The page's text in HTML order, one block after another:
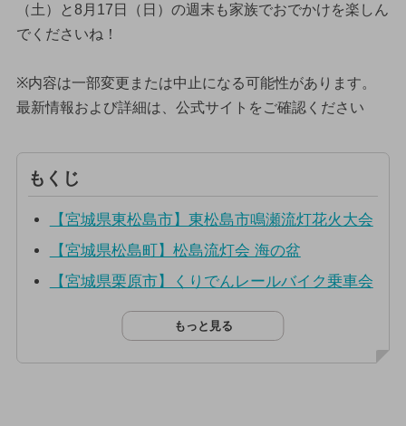
（土）と8月17日（日）の週末も家族でおでかけを楽しん
でくださいね！
※内容は一部変更または中止になる可能性があります。
最新情報および詳細は、公式サイトをご確認ください
もくじ
【宮城県東松島市】東松島市鳴瀬流灯花火大会
【宮城県松島町】松島流灯会 海の盆
【宮城県栗原市】くりでんレールバイク乗車会
もっと見る